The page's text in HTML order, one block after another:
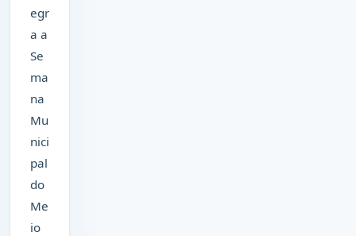
egr
a a
Se
ma
na
Mu
nici
pal
do
Me
io